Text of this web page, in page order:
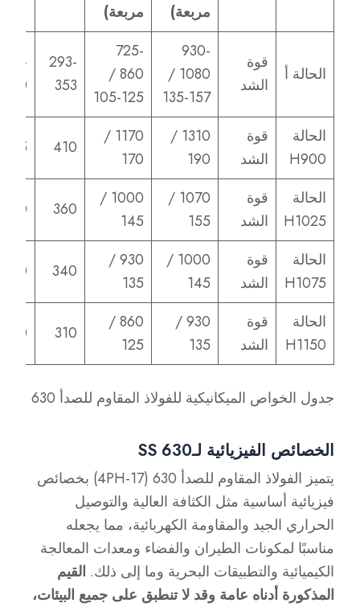
مربعة)
مربعة)
الحالة أ
قوة
الشد
930-
1080 /
135-157
725-
860 /
105-125
293-
353
360
الحالة
H900
قوة
الشد
1310 /
190
1170 /
170
410
375
الحالة
H1025
قوة
الشد
1070 /
155
1000 /
145
360
340
الحالة
H1075
قوة
الشد
1000 /
145
930 /
135
340
320
الحالة
H1150
قوة
الشد
930 /
135
860 /
125
310
300
جدول الخواص الميكانيكية للفولاذ المقاوم للصدأ 630
الخصائص الفيزيائية لـSS 630
يتميز الفولاذ المقاوم للصدأ 630 (17-4PH) بخصائص
فيزيائية أساسية مثل الكثافة العالية والتوصيل
الحراري الجيد والمقاومة الكهربائية، مما يجعله
مناسبًا لمكونات الطيران والفضاء ومعدات المعالجة
الكيميائية والتطبيقات البحرية وما إلى ذلك. القيم
المذكورة أدناه عامة وقد لا تنطبق على جميع البيئات،